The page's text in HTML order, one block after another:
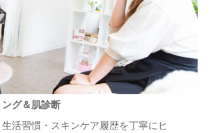
グ＆肌診断
活習慣・スキンケア履歴を丁寧にヒ